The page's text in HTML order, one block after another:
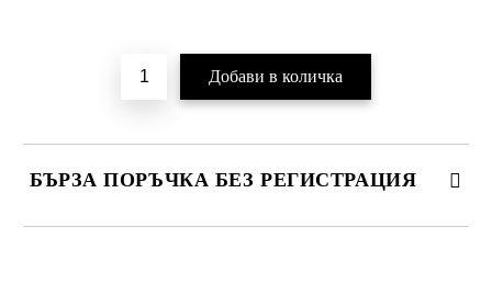
БЪРЗА ПОРЪЧКА БЕЗ РЕГИСТРАЦИЯ